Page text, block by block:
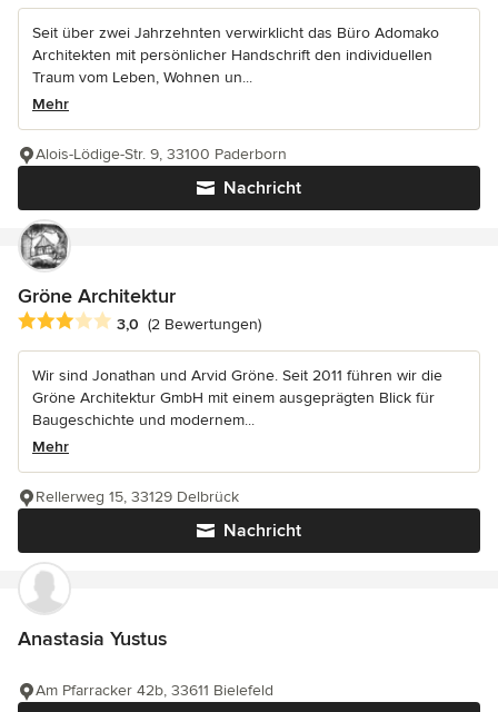
Seit über zwei Jahrzehnten verwirklicht das Büro Adomako
Architekten mit persönlicher Handschrift den individuellen
Traum vom Leben, Wohnen un...
Mehr
Nachricht
Alois-Lödige-Str. 9, 33100 Paderborn
Gröne Architektur
Durchschnittliche Bewertung: 3 von 5 Sternen
3,0 (2 Bewertungen)
Wir sind Jonathan und Arvid Gröne. Seit 2011 führen wir die
Gröne Architektur GmbH mit einem ausgeprägten Blick für
Baugeschichte und modernem...
Mehr
Nachricht
Rellerweg 15, 33129 Delbrück
Anastasia Yustus
Am Pfarracker 42b, 33611 Bielefeld